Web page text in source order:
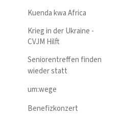
Kuenda kwa Africa
Krieg in der Ukraine -
CVJM Hilft
Seniorentreffen finden
wieder statt
um:wege
Benefizkonzert